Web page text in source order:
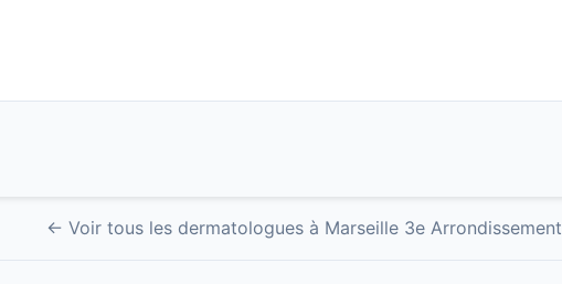
← Voir tous les dermatologues à Marseille 3e Arrondissement